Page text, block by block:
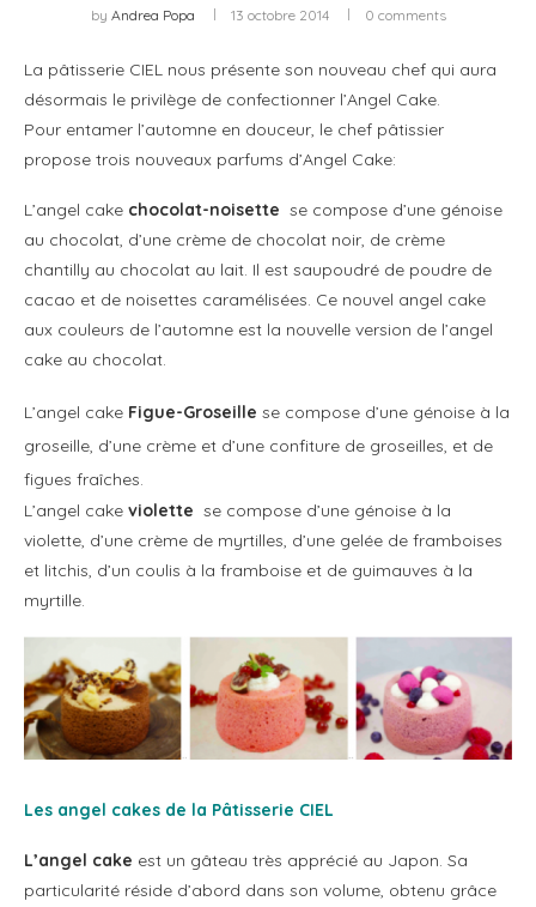
by Andrea Popa 13 octobre 2014 0 comments
La pâtisserie CIEL nous présente son nouveau chef qui aura
désormais le privilège de confectionner l’Angel Cake.
Pour entamer l’automne en douceur, le chef pâtissier
propose trois nouveaux parfums d’Angel Cake:
L’angel cake chocolat-noisette se compose d’une génoise
au chocolat, d’une crème de chocolat noir, de crème
chantilly au chocolat au lait. Il est saupoudré de poudre de
cacao et de noisettes caramélisées. Ce nouvel angel cake
aux couleurs de l’automne est la nouvelle version de l’angel
cake au chocolat.
L’angel cake Figue-Groseille se compose d’une génoise à la
groseille, d’une crème et d’une confiture de groseilles, et de
figues fraîches.
L’angel cake violette se compose d’une génoise à la
violette, d’une crème de myrtilles, d’une gelée de framboises
et litchis, d’un coulis à la framboise et de guimauves à la
myrtille.
Les angel cakes de la Pâtisserie CIEL
L’angel cake est un gâteau très apprécié au Japon. Sa
particularité réside d’abord dans son volume, obtenu grâce